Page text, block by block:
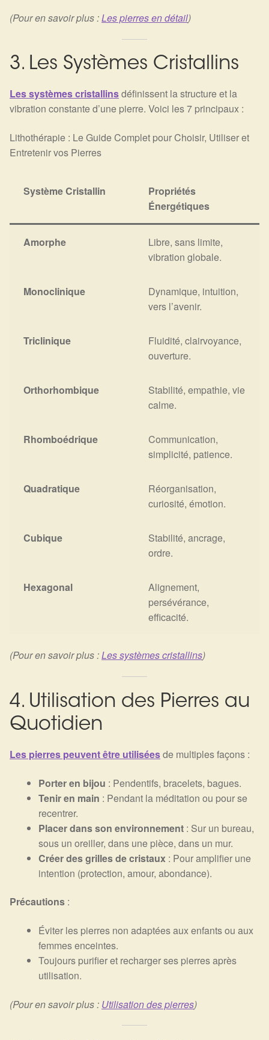
(Pour en savoir plus :Les pierres en détail)
3. Les Systèmes Cristallins
Les systèmes cristallinsdéfinissent la structure et la
vibration constante d’une pierre. Voici les 7 principaux :
Lithothérapie : Le Guide Complet pour Choisir, Utiliser et
Entretenir vos Pierres
Système Cristallin
Propriétés
Énergétiques
Amorphe
Libre, sans limite,
vibration globale.
Monoclinique
Dynamique, intuition,
vers l’avenir.
Triclinique
Fluidité, clairvoyance,
ouverture.
Orthorhombique
Stabilité, empathie, vie
calme.
Rhomboédrique
Communication,
simplicité, patience.
Quadratique
Réorganisation,
curiosité, émotion.
Cubique
Stabilité, ancrage,
ordre.
Hexagonal
Alignement,
persévérance,
efficacité.
(Pour en savoir plus :Les systèmes cristallins)
4. Utilisation des Pierres au
Quotidien
Les pierres peuvent être utiliséesde multiples façons :
Porter en bijou : Pendentifs, bracelets, bagues.
Tenir en main : Pendant la méditation ou pour se
recentrer.
Placer dans son environnement : Sur un bureau,
sous un oreiller, dans une pièce, dans un mur.
Créer des grilles de cristaux : Pour amplifier une
intention (protection, amour, abondance).
Précautions :
Éviter les pierres non adaptées aux enfants ou aux
femmes enceintes.
Toujours purifier et recharger ses pierres après
utilisation.
(Pour en savoir plus : Utilisation des pierres)